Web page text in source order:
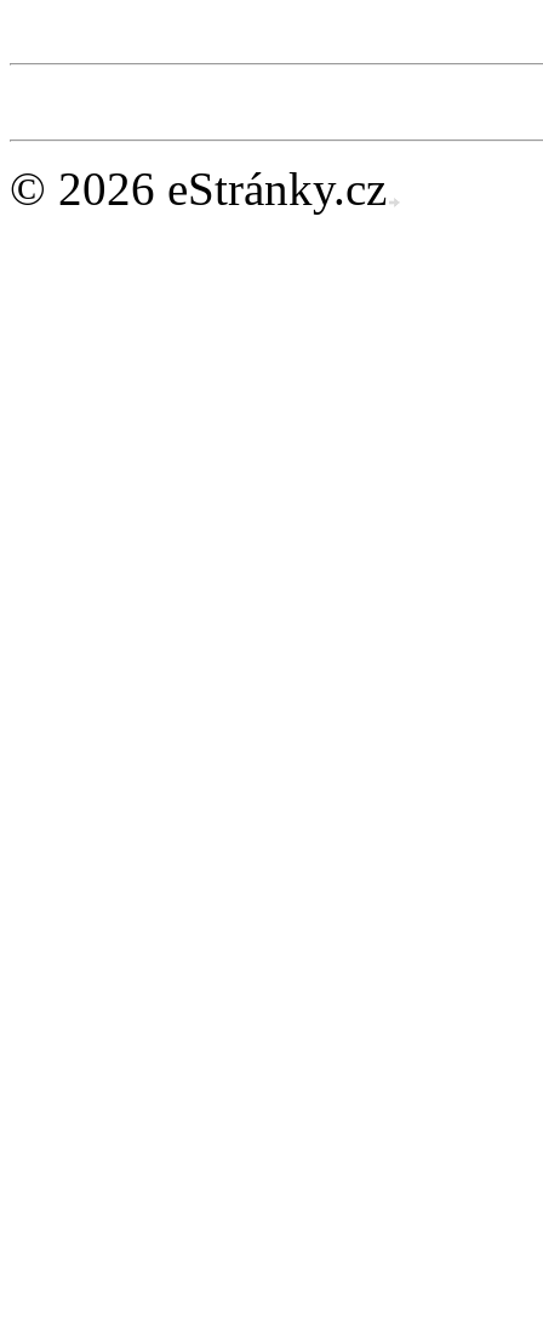
© 2026 eStránky.cz